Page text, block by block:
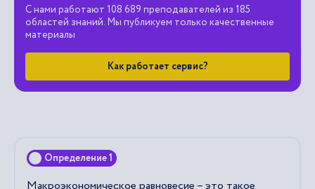
С нами работают 108 689 преподавателей из 185
областей знаний. Мы публикуем только качественные
материалы
Как работает сервис?
Определение 1